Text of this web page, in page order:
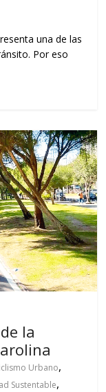
una de las
Por eso
la
Urbano,
Sustentable,